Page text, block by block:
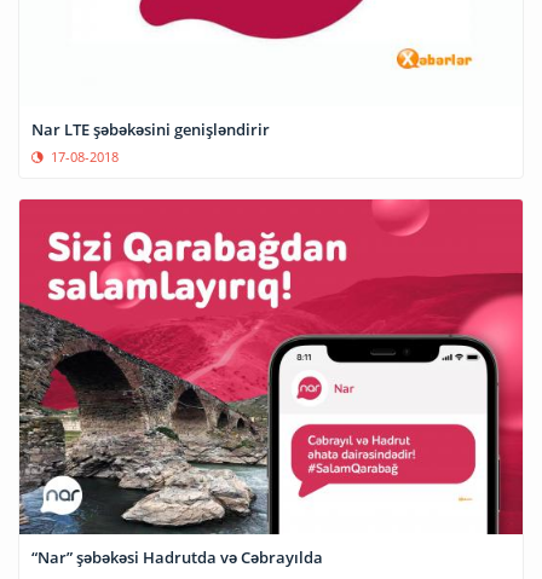
Nar LTE şəbəkəsini genişləndirir
17-08-2018
“Nar” şəbəkəsi Hadrutda və Cəbrayılda